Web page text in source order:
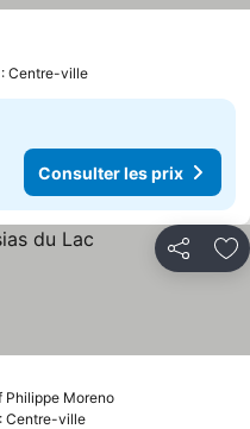
Centre-ville
Consulter les prix
Partager
Philippe Moreno
Centre-ville